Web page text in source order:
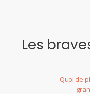
Les
Quoi de